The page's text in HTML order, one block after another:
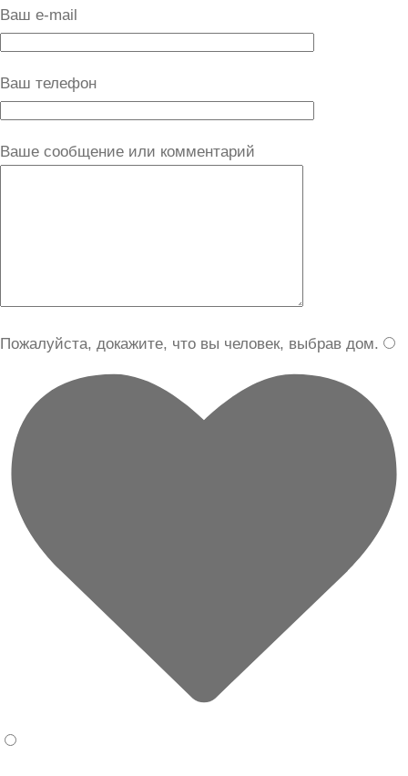
Ваш e-mail
Ваш телефон
Ваше сообщение или комментарий
Пожалуйста, докажите, что вы человек, выбрав дом.